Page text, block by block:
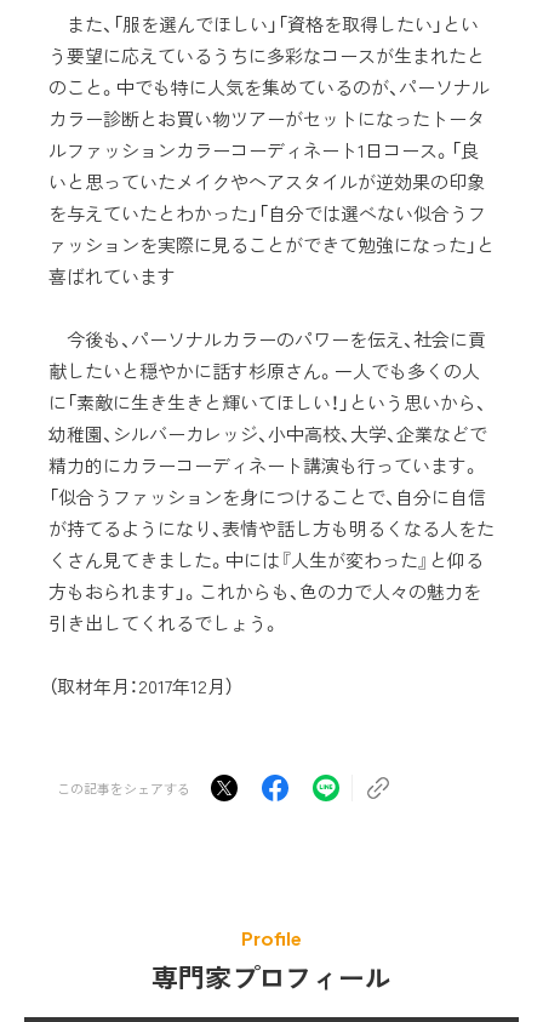
また、「服を選んでほしい」「資格を取得したい」とい
う要望に応えているうちに多彩なコースが生まれたと
のこと。中でも特に人気を集めているのが、パーソナル
カラー診断とお買い物ツアーがセットになったトータ
ルファッションカラーコーディネート1日コース。「良
いと思っていたメイクやヘアスタイルが逆効果の印象
を与えていたとわかった」「自分では選べない似合うフ
ァッションを実際に見ることができて勉強になった」と
喜ばれています
今後も、パーソナルカラーのパワーを伝え、社会に貢
献したいと穏やかに話す杉原さん。一人でも多くの人
に「素敵に生き生きと輝いてほしい！」という思いから、
幼稚園、シルバーカレッジ、小中高校、大学、企業などで
精力的にカラーコーディネート講演も行っています。
「似合うファッションを身につけることで、自分に自信
が持てるようになり、表情や話し方も明るくなる人をた
くさん見てきました。中には『人生が変わった』と仰る
方もおられます」。これからも、色の力で人々の魅力を
引き出してくれるでしょう。
（取材年月：2017年12月）
この記事をシェアする
Profile
専門家プロフィール